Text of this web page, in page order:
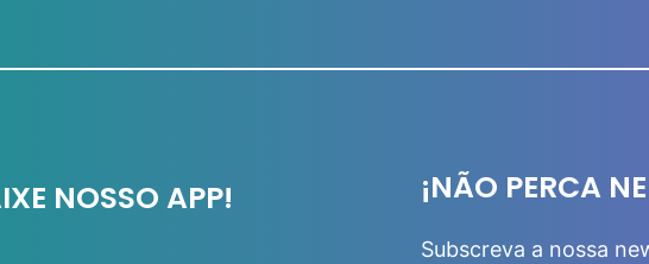
NOSSO APP! ¡NÃO PERCA
Subscreva a nossa